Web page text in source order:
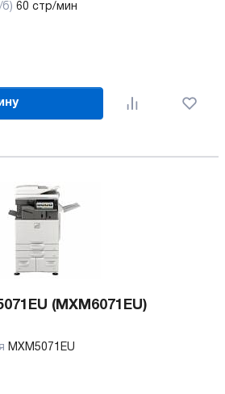
б) 60 стр/мин
(MXM6071EU)
MXM5071EU